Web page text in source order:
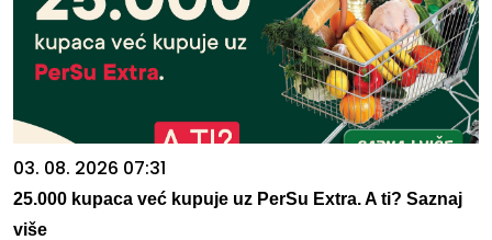
03. 08. 2026 07:31
25.000 kupaca već kupuje uz PerSu Extra. A ti? Saznaj
više